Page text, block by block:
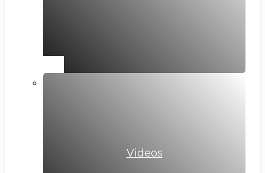
Videos